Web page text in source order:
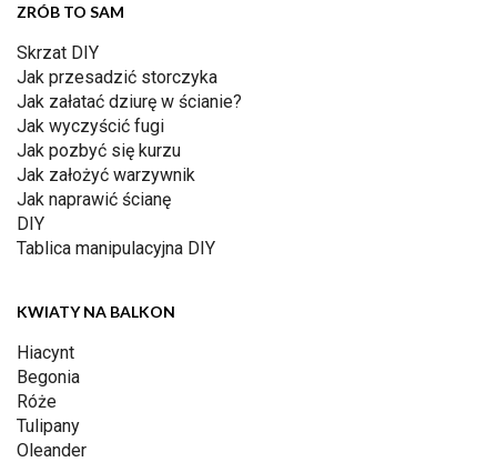
ZRÓB TO SAM
Skrzat DIY
Jak przesadzić storczyka
Jak załatać dziurę w ścianie?
Jak wyczyścić fugi
Jak pozbyć się kurzu
Jak założyć warzywnik
Jak naprawić ścianę
DIY
Tablica manipulacyjna DIY
KWIATY NA BALKON
Hiacynt
Begonia
Róże
Tulipany
Oleander